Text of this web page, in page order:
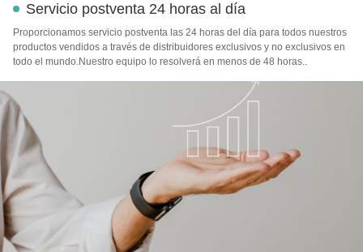
Servicio postventa 24 horas al día
Proporcionamos servicio postventa las 24 horas del día para todos nuestros
productos vendidos a través de distribuidores exclusivos y no exclusivos en
todo el mundo.Nuestro equipo lo resolverá en menos de 48 horas..